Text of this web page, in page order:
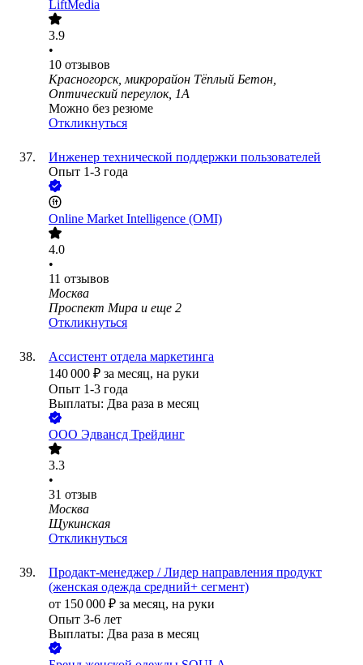
LiftMedia
3.9
•
10 отзывов
Красногорск, микрорайон Тёплый Бетон,
Оптический переулок, 1А
Можно без резюме
Откликнуться
Инженер технической поддержки пользователей
Опыт 1-3 года
Online Market Intelligence (OMI)
4.0
•
11 отзывов
Москва
Проспект Мира и еще 2
Откликнуться
Ассистент отдела маркетинга
140 000 ₽ за месяц, на руки
Опыт 1-3 года
Выплаты: Два раза в месяц
ООО Эдвансд Трейдинг
3.3
•
31 отзыв
Москва
Щукинская
Откликнуться
Продакт-менеджер / Лидер направления продукт
(женская одежда средний+ сегмент)
от 150 000 ₽ за месяц, на руки
Опыт 3-6 лет
Выплаты: Два раза в месяц